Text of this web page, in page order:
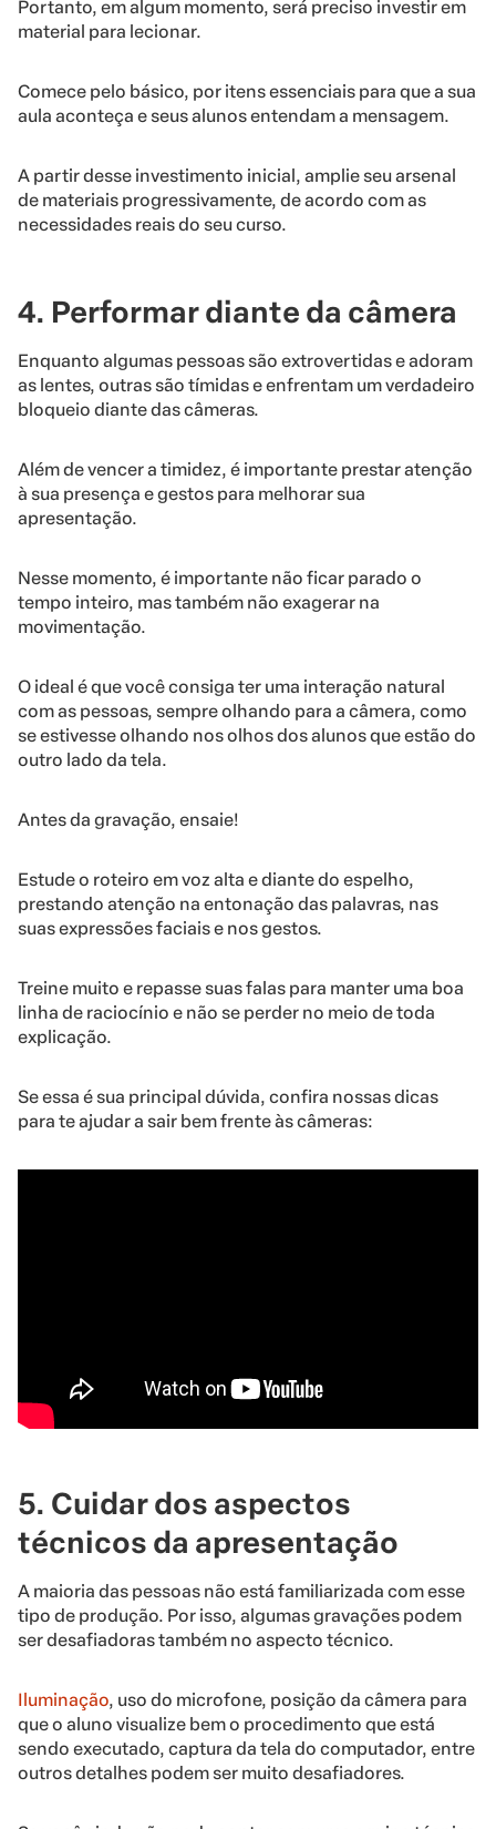
Portanto, em algum momento, será preciso investir em
material para lecionar.
Comece pelo básico, por itens essenciais para que a sua
aula aconteça e seus alunos entendam a mensagem.
A partir desse investimento inicial, amplie seu arsenal
de materiais progressivamente, de acordo com as
necessidades reais do seu curso.
4. Performar diante da câmera
Enquanto algumas pessoas são extrovertidas e adoram
as lentes, outras são tímidas e enfrentam um verdadeiro
bloqueio diante das câmeras.
Além de vencer a timidez, é importante prestar atenção
à sua presença e gestos para melhorar sua
apresentação.
Nesse momento, é importante não ficar parado o
tempo inteiro, mas também não exagerar na
movimentação.
O ideal é que você consiga ter uma interação natural
com as pessoas, sempre olhando para a câmera, como
se estivesse olhando nos olhos dos alunos que estão do
outro lado da tela.
Antes da gravação, ensaie!
Estude o roteiro em voz alta e diante do espelho,
prestando atenção na entonação das palavras, nas
suas expressões faciais e nos gestos.
Treine muito e repasse suas falas para manter uma boa
linha de raciocínio e não se perder no meio de toda
explicação.
Se essa é sua principal dúvida, confira nossas dicas
para te ajudar a sair bem frente às câmeras:
5. Cuidar dos aspectos
técnicos da apresentação
A maioria das pessoas não está familiarizada com esse
tipo de produção. Por isso, algumas gravações podem
ser desafiadoras também no aspecto técnico.
Iluminação, uso do microfone, posição da câmera para
que o aluno visualize bem o procedimento que está
sendo executado, captura da tela do computador, entre
outros detalhes podem ser muito desafiadores.